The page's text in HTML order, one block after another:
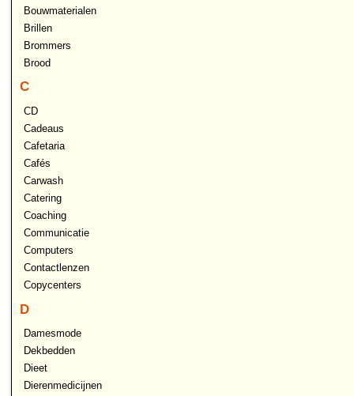
Bouwmaterialen
Brillen
Brommers
Brood
C
CD
Cadeaus
Cafetaria
Cafés
Carwash
Catering
Coaching
Communicatie
Computers
Contactlenzen
Copycenters
D
Damesmode
Dekbedden
Dieet
Dierenmedicijnen